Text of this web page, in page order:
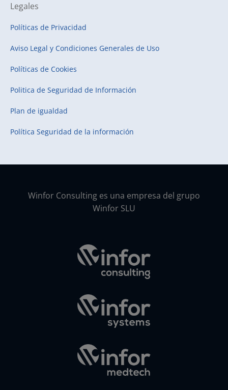
Legales
Políticas de Privacidad
Aviso Legal y Condiciones Generales de Uso
Políticas de Cookies
Politica de Seguridad de Información
Plan de igualdad
Política Seguridad de la información
Winfor Consulting es una empresa del grupo
Winfor SLU